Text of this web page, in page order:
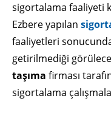
sigortalama faaliyeti
Ezbere yapılan
faaliyetleri
getirilmediği
taşıma firması
sigortalama